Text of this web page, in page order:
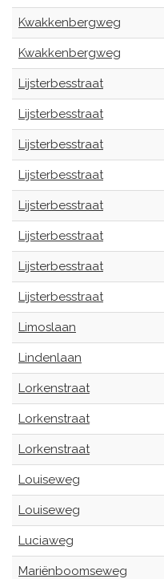
Kwakkenbergweg
Kwakkenbergweg
Lijsterbesstraat
Lijsterbesstraat
Lijsterbesstraat
Lijsterbesstraat
Lijsterbesstraat
Lijsterbesstraat
Lijsterbesstraat
Lijsterbesstraat
Limoslaan
Lindenlaan
Lorkenstraat
Lorkenstraat
Lorkenstraat
Louiseweg
Louiseweg
Luciaweg
Mariënboomseweg